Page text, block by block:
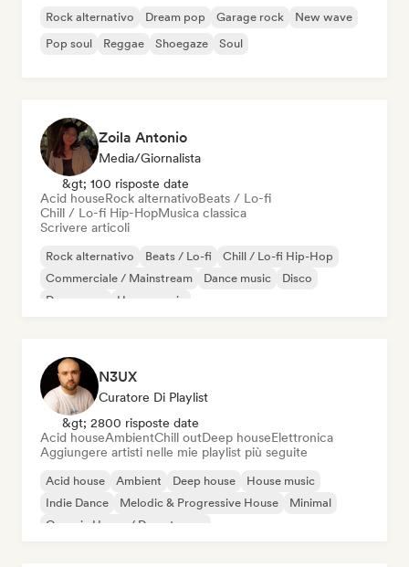
Rock alternativo Dream pop Garage rock
New wave
Pop soul
Reggae Shoegaze Soul
Zoila Antonio
Media/Giornalista
&gt; 100 risposte date
Acid houseRock alternativoBeats / Lo-fi
Chill / Lo-fi Hip-HopMusica classica
Scrivere articoli
Rock alternativo Beats / Lo-fi
Chill / Lo-fi Hip-Hop
Commerciale / Mainstream
Dance music
Disco
Dream pop
House music
N3UX
Curatore Di Playlist
&gt; 2800 risposte date
Acid houseAmbientChill outDeep houseElettronica
Aggiungere artisti nelle mie playlist più seguite
Acid house Ambient Deep house
House music
Indie Dance
Melodic & Progressive House
Minimal
Organic House / Downtempo